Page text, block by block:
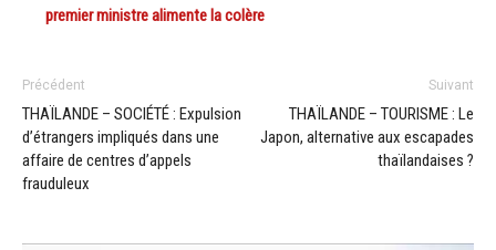
premier ministre alimente la colère
Précédent
THAÏLANDE – SOCIÉTÉ : Expulsion
d’étrangers impliqués dans une
affaire de centres d’appels
frauduleux
Suivant
THAÏLANDE – TOURISME : Le
Japon, alternative aux escapades
thaïlandaises ?